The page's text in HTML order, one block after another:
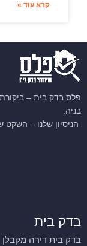
קרא עוד »
פלס בדק בית – ביקורת
בניה.
הניסיון שלנו – השקט
בדק בית
בדק בית דירה מקבלן